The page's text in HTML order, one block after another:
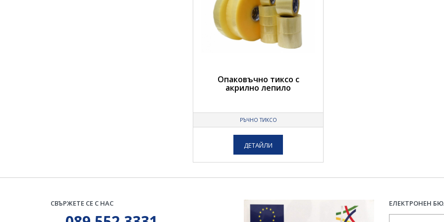
Опаковъчно тиксо с
акрилно лепило
РЪЧНО ТИКСО
ДЕТАЙЛИ
СВЪРЖЕТЕ СЕ С НАС ЕЛЕКТРОНЕН